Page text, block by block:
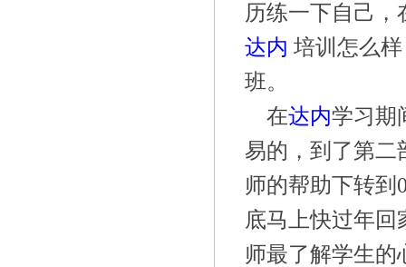
历练一下自己
达内 培训怎么
班。
在达内学习期
易的，到了第二
师的帮助下转到
底马上快过年
师最了解学生的